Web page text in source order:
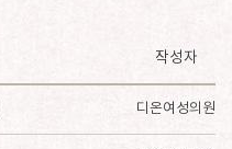
작성자
디온여성의원